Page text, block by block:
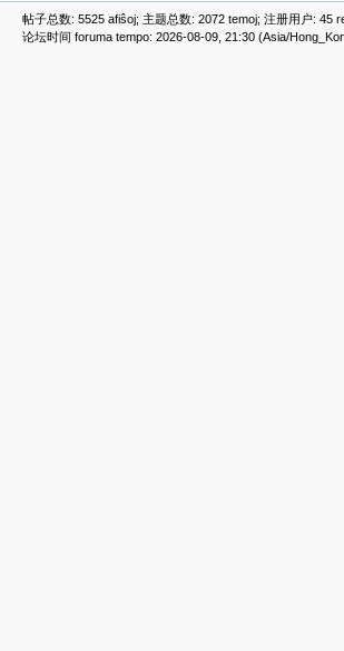
帖子总数: 5525 afiŝoj; 主题总数: 2072 temoj; 注册用户: 45
论坛时间 foruma tempo: 2026-08-09, 21:30 (Asia/